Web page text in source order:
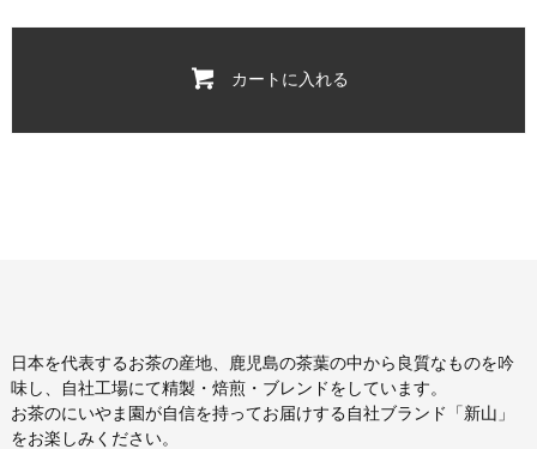
カートに入れる
日本を代表するお茶の産地、鹿児島の茶葉の中から良質なものを吟
味し、自社工場にて精製・焙煎・ブレンドをしています。
お茶のにいやま園が自信を持ってお届けする自社ブランド「新山」
をお楽しみください。